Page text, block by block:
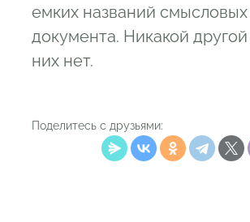
емких названий смысловых
документа. Никакой
них нет.
Поделитесь с друзьями: